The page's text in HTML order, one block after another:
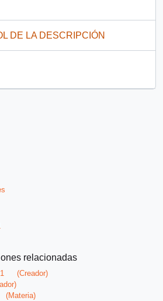
DE LA DESCRIPCIÓN
relacionadas
(Creador)
(Materia)